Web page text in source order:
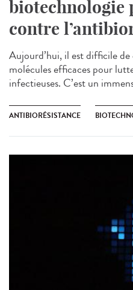
biotechnologie
contre
Aujourd’hui, il est difficile
molécules efficaces pour
infectieuses. C’est un
ANTIBIORÉSISTANCE